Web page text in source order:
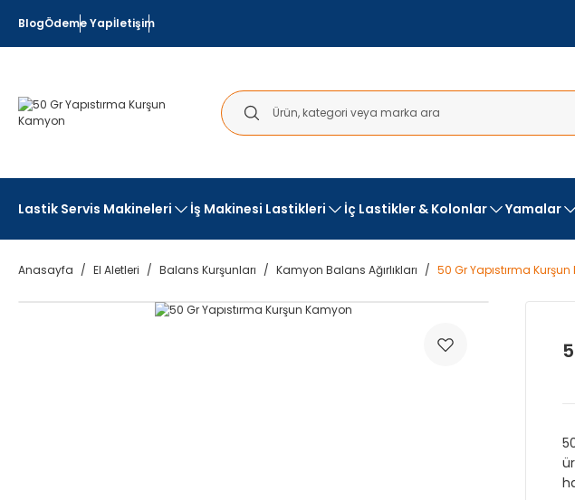
BlogÖdeme Yapİletişim
Lastik Servis Makineleri İş Makinesi Lastikleri İç Lastikler & Kolonlar Yamalar
Anasayfa El Aletleri Balans Kurşunları Kamyon Balans Ağırlıkları 50 Gr Yapıstırma